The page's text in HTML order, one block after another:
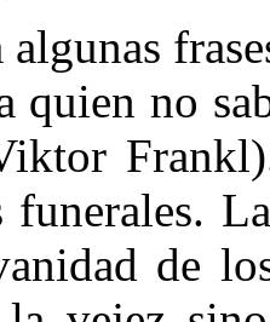
algunas
quien no
funerales.
de